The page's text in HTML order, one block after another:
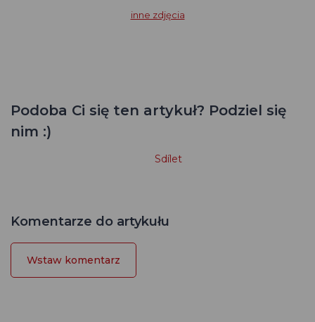
inne zdjęcia
Podoba Ci się ten artykuł? Podziel się
nim :)
Sdílet
Komentarze do artykułu
Wstaw komentarz